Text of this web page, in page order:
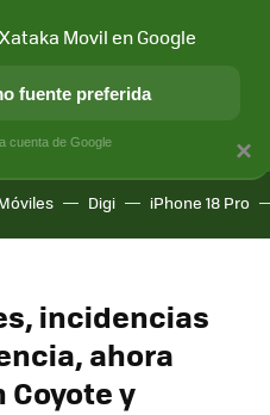
APLICACIONES
Digi iPhone 18 Pro
incidencias
ahora
y
×
Movil en Google
fuente preferida
cuenta de Google